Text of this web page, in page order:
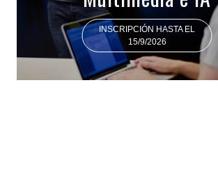
INSCRIPCIÓN HASTA EL
15/9/2026